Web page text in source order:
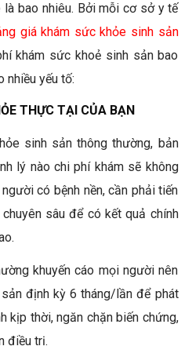
bao nhiêu. Bởi mỗi cơ sở y tế
giá khám sức khỏe sinh sản
khám sức khoẻ sinh sản bao
nhiều yếu tố:
THỰC TẠI CỦA BẠN
sinh sản thông thường, bản
lý nào chi phí khám sẽ không
có bệnh nền, cần phải tiến
sâu để có kết quả chính
khuyến cáo mọi người nên
định kỳ 6 tháng/lần để phát
kịp thời, ngăn chặn biến chứng,
điều trị.